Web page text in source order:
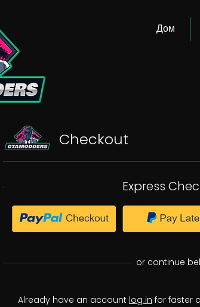
Дом
Checkout
Express
or continue
Already have an account log in for faster